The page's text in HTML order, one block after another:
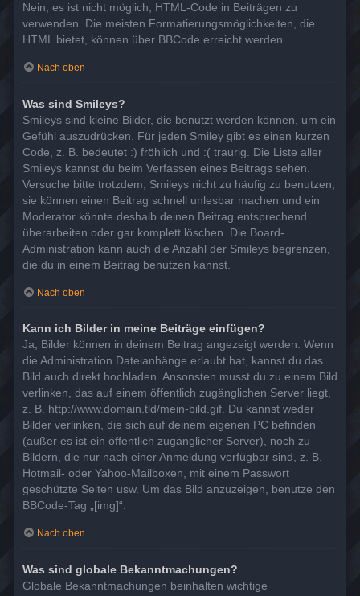
Nein, es ist nicht möglich, HTML-Code in Beiträgen zu
verwenden. Die meisten Formatierungsmöglichkeiten, die
HTML bietet, können über BBCode erreicht werden.
Nach oben
Was sind Smileys?
Smileys sind kleine Bilder, die benutzt werden können, um ein
Gefühl auszudrücken. Für jeden Smiley gibt es einen kurzen
Code, z. B. bedeutet :) fröhlich und :( traurig. Die Liste aller
Smileys kannst du beim Verfassen eines Beitrags sehen.
Versuche bitte trotzdem, Smileys nicht zu häufig zu benutzen,
sie können einen Beitrag schnell unlesbar machen und ein
Moderator könnte deshalb deinen Beitrag entsprechend
überarbeiten oder gar komplett löschen. Die Board-
Administration kann auch die Anzahl der Smileys begrenzen,
die du in einem Beitrag benutzen kannst.
Nach oben
Kann ich Bilder in meine Beiträge einfügen?
Ja, Bilder können in deinem Beitrag angezeigt werden. Wenn
die Administration Dateianhänge erlaubt hat, kannst du das
Bild auch direkt hochladen. Ansonsten musst du zu einem Bild
verlinken, das auf einem öffentlich zugänglichen Server liegt,
z. B. http://www.domain.tld/mein-bild.gif. Du kannst weder
Bilder verlinken, die sich auf deinem eigenen PC befinden
(außer es ist ein öffentlich zugänglicher Server), noch zu
Bildern, die nur nach einer Anmeldung verfügbar sind, z. B.
Hotmail- oder Yahoo-Mailboxen, mit einem Passwort
geschützte Seiten usw. Um das Bild anzuzeigen, benutze den
BBCode-Tag „[img]“.
Nach oben
Was sind globale Bekanntmachungen?
Globale Bekanntmachungen beinhalten wichtige